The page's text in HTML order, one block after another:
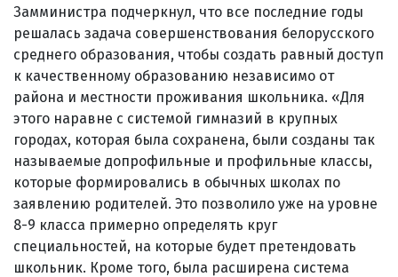
Замминистра подчеркнул, что все последние годы
решалась задача совершенствования белорусского
среднего образования, чтобы создать равный доступ
к качественному образованию независимо от
района и местности проживания школьника. «Для
этого наравне с системой гимназий в крупных
городах, которая была сохранена, были созданы так
называемые допрофильные и профильные классы,
которые формировались в обычных школах по
заявлению родителей. Это позволило уже на уровне
8-9 класса примерно определять круг
специальностей, на которые будет претендовать
школьник. Кроме того, была расширена система